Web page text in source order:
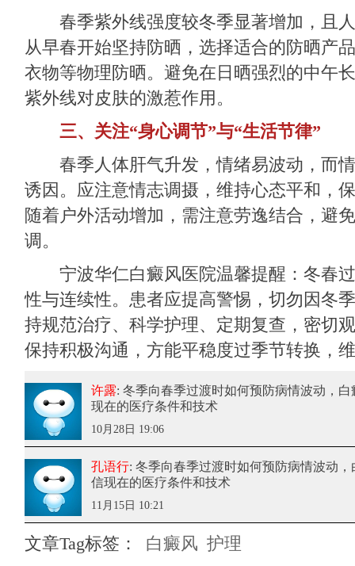
春季紫外线强度较冬季显著增加，且人
从早春开始坚持防晒，选择适合的防晒产
衣物等物理防晒。避免在日晒强烈的中午
紫外线对皮肤的激惹作用。
三、关注“身心调节”与“生活节律”
春季人体肝气升发，情绪易波动，而情
诱因。应注意情志调摄，维持心态平和，
随着户外活动增加，需注意劳逸结合，避
调。
宁波华仁白癜风医院温馨提醒：冬春
性与连续性。患者应提高警惕，切勿因冬
持规范治疗、科学护理、定期复查，密切
保持积极沟通，方能平稳度过季节转换，
许露: 冬季向春季过渡时如何预防病情波动 ，
现在的医疗条件和技术
10月28日 19:06
孔语行: 冬季向春季过渡时如何预防病情波动
信现在的医疗条件和技术
11月15日 10:21
文章Tag标签： 白癜风 护理